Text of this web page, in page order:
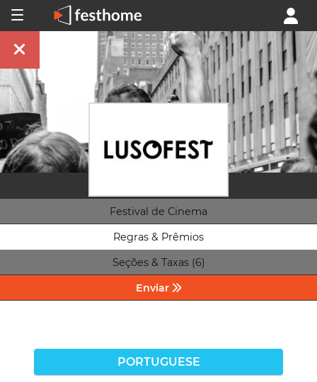
Festival de Cinema
Regras & Prêmios
Seções & Taxas (6)
Enviar
PORTUGUESE